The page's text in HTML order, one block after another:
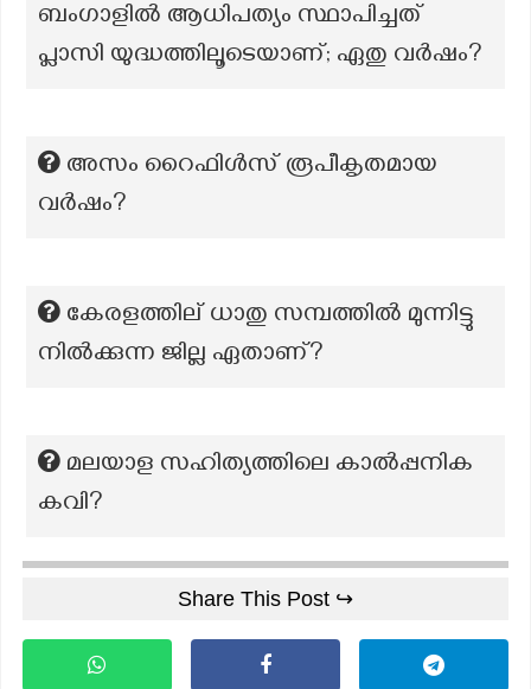
ബംഗാളിൽ ആധിപത്യം സ്ഥാപിച്ചത്
പ്ലാസി യുദ്ധത്തിലൂടെയാണ്; ഏതു വർഷം?
അസം റൈഫിൾസ് രൂപീകൃതമായ
വർഷം?
കേരളത്തില് ധാതു സമ്പത്തിൽ മുന്നിട്ടു
നിൽക്കുന്ന ജില്ല ഏതാണ്?
മലയാള സഹിത്യത്തിലെ കാൽപ്പനിക
കവി?
Share This Post ↪